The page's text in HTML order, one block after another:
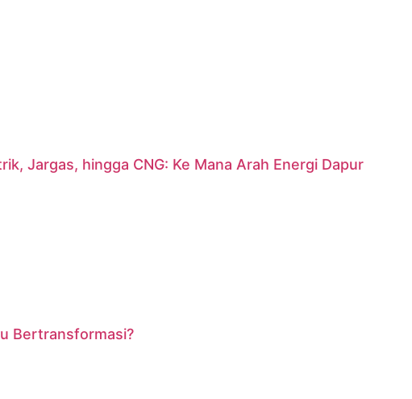
Jargas, hingga CNG: Ke Mana Arah Energi Dapur
Bertransformasi?